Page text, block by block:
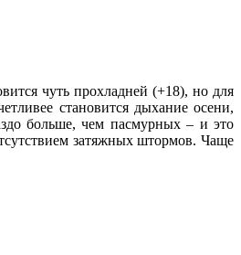
чуть прохладней (+18), но для
становится дыхание осени,
больше, чем пасмурных – и это
затяжных штормов. Чаще